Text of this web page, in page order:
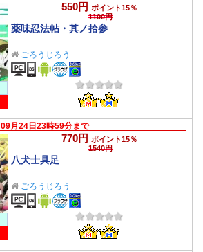
550円 ポイント15％
1100円
薬味忍法帖・其ノ拾参
ごろうじろう
09月24日23時59分まで
770円 ポイント15％
1540円
八犬士具足
ごろうじろう